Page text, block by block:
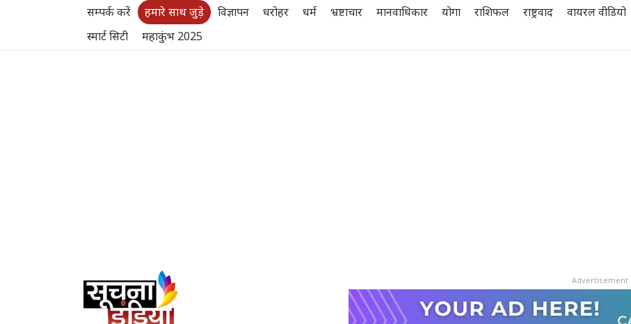
सम्पर्क करें हमारे साथ जुड़े विज्ञापन धरोहर धर्म भ्रष्टाचार मानवाधिकार योगा राशिफल राष्ट्रवाद वायरल वीडियो
स्मार्ट सिटी
महाकुंभ 2025
Advertisement